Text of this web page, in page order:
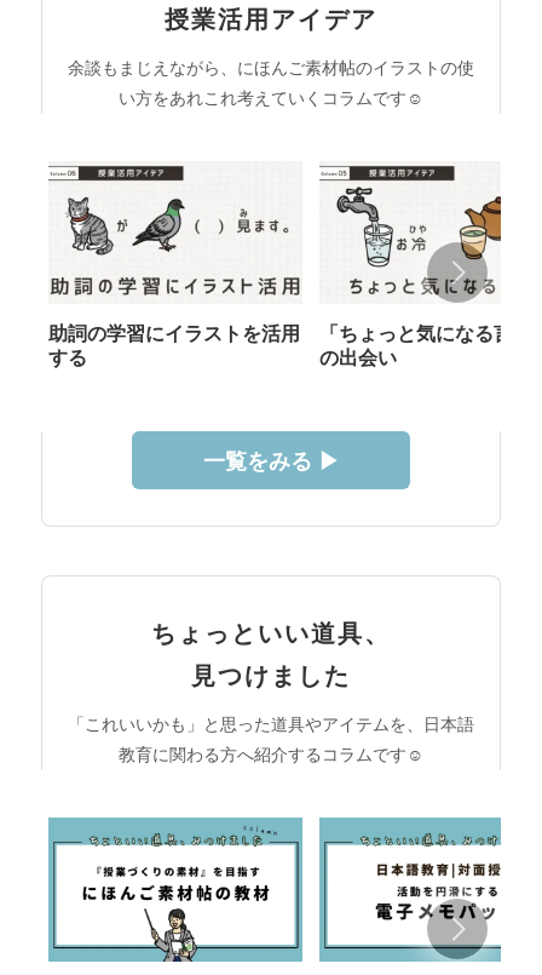
授業活用アイデア
余談もまじえながら、にほんご素材帖のイラストの使
い方をあれこれ考えていくコラムです☺︎
助詞の学習にイラストを活用
する
「ちょっと気になる言葉
の出会い
一覧をみる ▶︎
ちょっといい道具、
見つけました
「これいいかも」と思った道具やアイテムを、日本語
教育に関わる方へ紹介するコラムです☺︎